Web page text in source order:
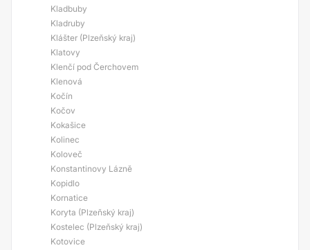
Kladbuby
Kladruby
Klášter (Plzeňský kraj)
Klatovy
Klenčí pod Čerchovem
Klenová
Kočín
Kočov
Kokašice
Kolinec
Koloveč
Konstantinovy Lázně
Kopidlo
Kornatice
Koryta (Plzeňský kraj)
Kostelec (Plzeňský kraj)
Kotovice